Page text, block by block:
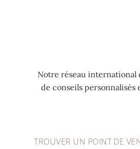
Notre réseau
de conseils
TROUVER UN POINT DE